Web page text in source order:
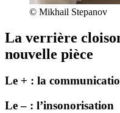
© Mikhail Stepanov
La verrière
nouvelle pièce
Le + : la
Le – : l’insonorisation